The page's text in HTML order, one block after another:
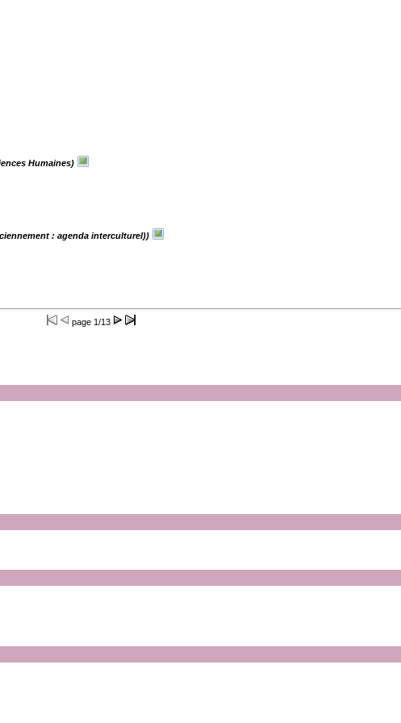
Humaines)
: agenda interculturel))
page 1/13